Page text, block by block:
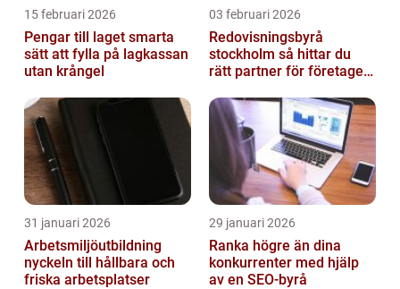
15 februari 2026
Pengar till laget smarta
sätt att fylla på lagkassan
utan krångel
03 februari 2026
Redovisningsbyrå
stockholm så hittar du
rätt partner för företagets
31 januari 2026
Arbetsmiljöutbildning
nyckeln till hållbara och
friska arbetsplatser
29 januari 2026
Ranka högre än dina
konkurrenter med hjälp
av en SEO-byrå